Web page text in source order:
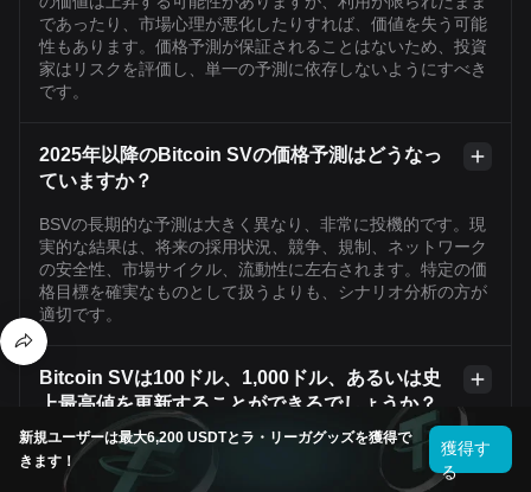
であったり、市場心理が悪化したりすれば、価値を失う可能
性もあります。価格予測が保証されることはないため、投資
家はリスクを評価し、単一の予測に依存しないようにすべき
です。
2025年以降のBitcoin SVの価格予測はどうなっ
ていますか？
BSVの長期的な予測は大きく異なり、非常に投機的です。現
実的な結果は、将来の採用状況、競争、規制、ネットワーク
の安全性、市場サイクル、流動性に左右されます。特定の価
格目標を確実なものとして扱うよりも、シナリオ分析の方が
適切です。
Bitcoin SVは100ドル、1,000ドル、あるいは史
上最高値を更新することができるでしょうか？
これらの目標が達成される可能性があるのは、需要と時価総
額が大幅に増加した場合に限られますが、保証されているわ
新規ユーザーは最大6,200 USDTとラ・リーガグッズを獲得で
きます！
獲得す
る